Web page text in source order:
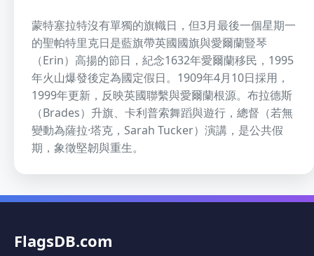
蒙特塞拉特沒有單獨的旗幟日，但3月最後一個星期一
的聖帕特里克日是藍旗帶英國國旗與愛爾蘭豎琴
（Erin）高揚的節日，紀念1632年愛爾蘭移民，1995
年火山爆發後定為國定假日。1909年4月10日採用，
1999年更新，反映英國聯繫與愛爾蘭根源。布拉德斯
（Brades）升旗、卡利普索舞蹈與遊行，總督（若無
變動為薩拉·塔克，Sarah Tucker）演講，是公共假
期，象徵堅韌與重生。
FlagsDB.com